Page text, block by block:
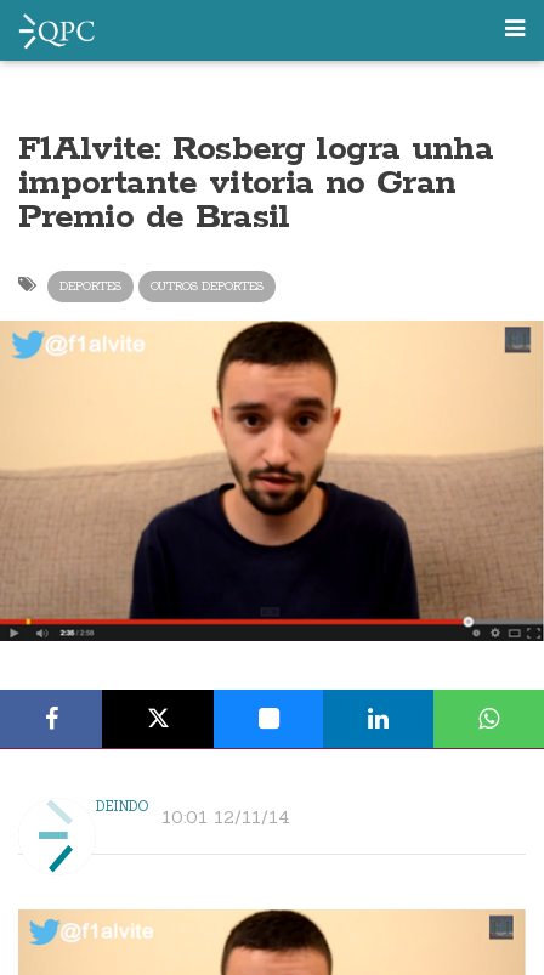
F1Alvite: Rosberg logra unha
importante vitoria no Gran
Premio de Brasil
DEPORTES OUTROS DEPORTES
DEINDO 10:01 12/11/14